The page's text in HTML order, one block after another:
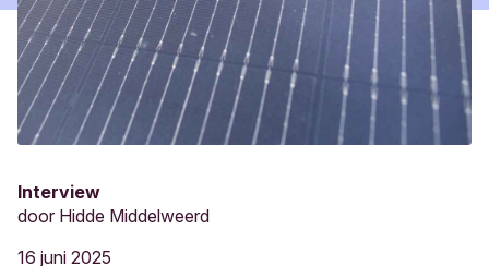
Interview
door Hidde Middelweerd
16 juni 2025